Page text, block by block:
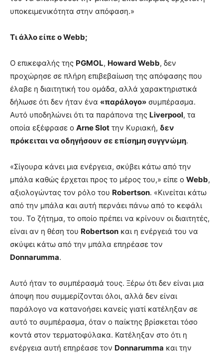
υποκειμενικότητα στην απόφαση.»
Τι άλλο είπε ο Webb;
Ο επικεφαλής της PGMOL, Howard Webb, δεν
προχώρησε σε πλήρη επιβεβαίωση της απόφασης που
έλαβε η διαιτητική του ομάδα, αλλά χαρακτηριστικά
δήλωσε ότι δεν ήταν ένα «παράλογο» συμπέρασμα.
Αυτό υποδηλώνει ότι τα παράπονα της Liverpool, τα
οποία εξέφρασε ο Arne Slot την Κυριακή, δεν
πρόκειται να οδηγήσουν σε επίσημη συγγνώμη.
«Σίγουρα κάνει μια ενέργεια, σκύβει κάτω από την
μπάλα καθώς έρχεται προς το μέρος του,» είπε ο Webb,
αξιολογώντας τον ρόλο του Robertson. «Κινείται κάτω
από την μπάλα και αυτή περνάει πάνω από το κεφάλι
του. Το ζήτημα, το οποίο πρέπει να κρίνουν οι διαιτητές,
είναι αν η θέση του Robertson και η ενέργειά του να
σκύψει κάτω από την μπάλα επηρέασε τον
Donnarumma.
Αυτό ήταν το συμπέρασμά τους. Ξέρω ότι δεν είναι μια
άποψη που συμμερίζονται όλοι, αλλά δεν είναι
παράλογο να κατανοήσει κανείς γιατί κατέληξαν σε
αυτό το συμπέρασμα, όταν ο παίκτης βρίσκεται τόσο
κοντά στον τερματοφύλακα. Κατέληξαν στο ότι η
ενέργεια αυτή επηρέασε τον Donnarumma και την